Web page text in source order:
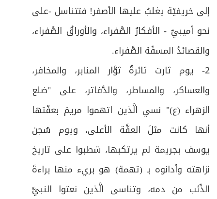
إلى خريفيّة يغلبُ عليها الأصفر! فتتناسل -على
نحو أميبيّ - الأفكارُ الصَّفراء، والأوراقُ الصَّفراء،
والقصائدُ المسفّة الصَّفراء.
2- يوم ثارت ثائرةُ ثوَّار المنابر، والمخافر،
والعساكر، والمساطر، والدَّفاتر، على "ضلع
الزهراء (ع)" نسي الَّذين اتهموا مريمَ بعفّتها
أنها كانت مثلَ العفَّة الأعلى، ويوم سُجن
يوسف بجريمة لم يرتكبها، شطبوا على تاريخ
نزاهته وأدانوه بـ (تهمة) هو بريء منها براءةَ
الذّئب من دمه، وتناسى الَّذين نعتوا النبيَّ